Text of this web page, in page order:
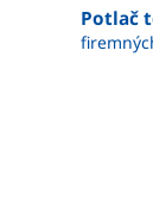
Potlač